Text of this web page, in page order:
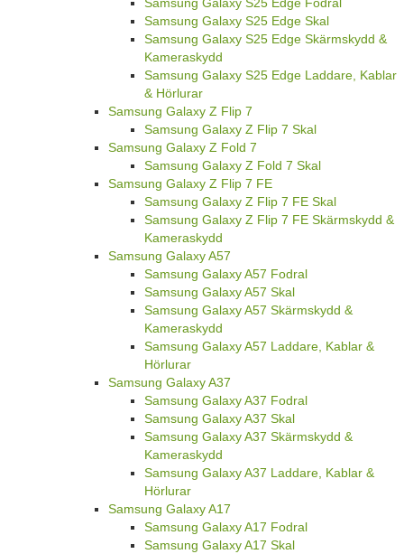
Samsung Galaxy S25 Edge Skal
Samsung Galaxy S25 Edge Skärmskydd &
Kameraskydd
Samsung Galaxy S25 Edge Laddare, Kablar
& Hörlurar
Samsung Galaxy Z Flip 7
Samsung Galaxy Z Flip 7 Skal
Samsung Galaxy Z Fold 7
Samsung Galaxy Z Fold 7 Skal
Samsung Galaxy Z Flip 7 FE
Samsung Galaxy Z Flip 7 FE Skal
Samsung Galaxy Z Flip 7 FE Skärmskydd &
Kameraskydd
Samsung Galaxy A57
Samsung Galaxy A57 Fodral
Samsung Galaxy A57 Skal
Samsung Galaxy A57 Skärmskydd &
Kameraskydd
Samsung Galaxy A57 Laddare, Kablar &
Hörlurar
Samsung Galaxy A37
Samsung Galaxy A37 Fodral
Samsung Galaxy A37 Skal
Samsung Galaxy A37 Skärmskydd &
Kameraskydd
Samsung Galaxy A37 Laddare, Kablar &
Hörlurar
Samsung Galaxy A17
Samsung Galaxy A17 Fodral
Samsung Galaxy A17 Skal